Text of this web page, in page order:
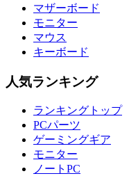
マザーボード
モニター
マウス
キーボード
人気ランキング
ランキングトップ
PCパーツ
ゲーミングギア
モニター
ノートPC